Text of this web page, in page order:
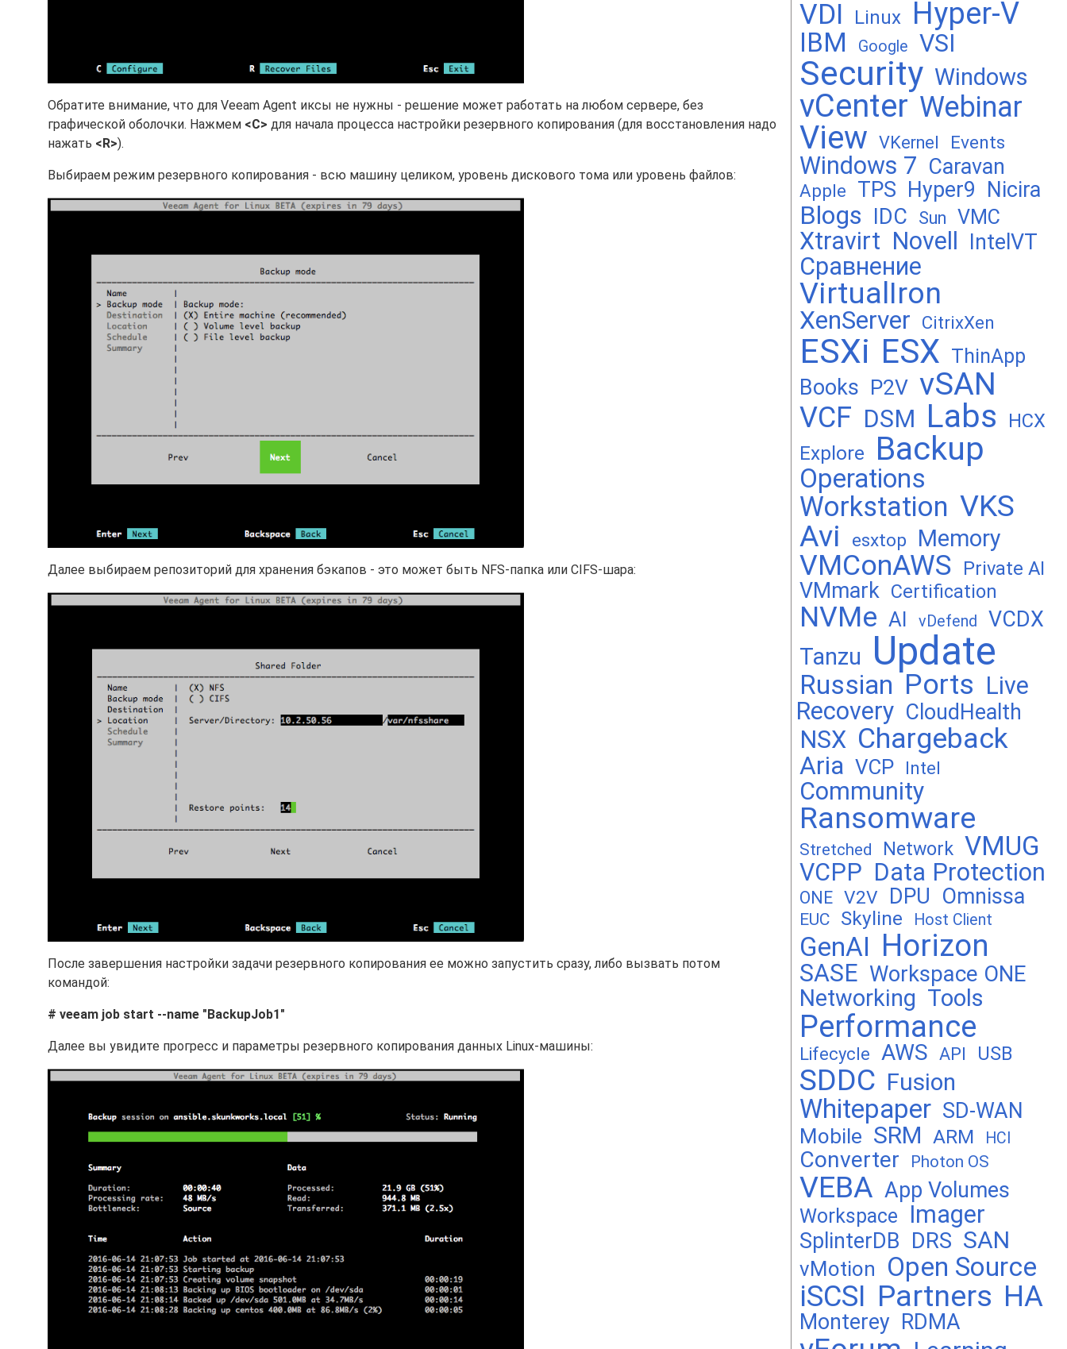
Обратите внимание, что для Veeam Agent иксы не нужны - решение может работать на любом сервере, без
графической оболочки. Нажмем <C> для начала процесса настройки резервного копирования (для восстановления надо
нажать <R>).
Выбираем режим резервного копирования - всю машину целиком, уровень дискового тома или уровень файлов:
Далее выбираем репозиторий для хранения бэкапов - это может быть NFS-папка или CIFS-шара:
После завершения настройки задачи резервного копирования ее можно запустить сразу, либо вызвать потом
командой:
# veeam job start --name "BackupJob1"
Далее вы увидите прогресс и параметры резервного копирования данных Linux-машины:
VDI Linux Hyper-V
IBM Google VSI
Security Windows
vCenter Webinar
View VKernel Events
Windows 7 Caravan
Apple TPS Hyper9 Nicira
Blogs IDC Sun VMC
Xtravirt Novell IntelVT
Сравнение
VirtualIron
XenServer CitrixXen
ESXi ESX ThinApp
Books P2V vSAN
VCF DSM Labs HCX
Explore Backup
Operations
Workstation VKS
Avi
esxtop Memory
VMConAWS Private AI
VMmark Certification
NVMe AI vDefend VCDX
Tanzu Update
Russian Ports Live
Recovery CloudHealth
NSX Chargeback
Aria VCP Intel
Community
Ransomware
Stretched Network VMUG
VCPP Data Protection
ONE V2V DPU Omnissa
EUC Skyline Host Client
GenAI Horizon
SASE Workspace ONE
Networking Tools
Performance
Lifecycle AWS API USB
SDDC Fusion
Whitepaper SD-WAN
Mobile SRM ARM HCI
Converter Photon OS
VEBA App Volumes
Workspace Imager
SplinterDB DRS SAN
vMotion Open Source
iSCSI Partners HA
Monterey RDMA